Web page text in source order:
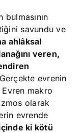
savundu ve
ahlâksal
veren,
Gerçekte evrenin
makro
olarak
evrende
ki kötü